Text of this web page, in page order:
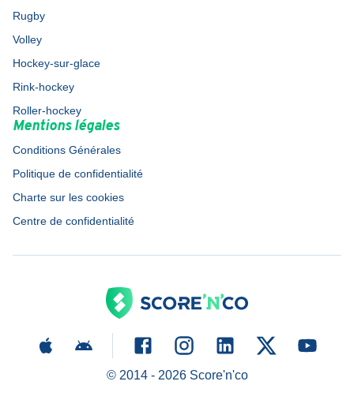
Rugby
Volley
Hockey-sur-glace
Rink-hockey
Roller-hockey
Mentions légales
Conditions Générales
Politique de confidentialité
Charte sur les cookies
Centre de confidentialité
© 2014 - 2026Score'n'co